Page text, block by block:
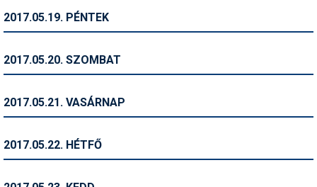
Snowboard
Szakértők
Telemark
2017.05.19. PÉNTEK
2017.05.20. SZOMBAT
2017.05.21. VASÁRNAP
2017.05.22. HÉTFŐ